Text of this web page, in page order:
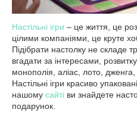
Настільні ігри – це життя, це
цілими компаніями, це круте
Підібрати настолку не складе
вгадати за інтересами,
монополія, аліас, лото, дженга,
Настільні ігри красиво
нашому сайті ви знайдете
подарунок.